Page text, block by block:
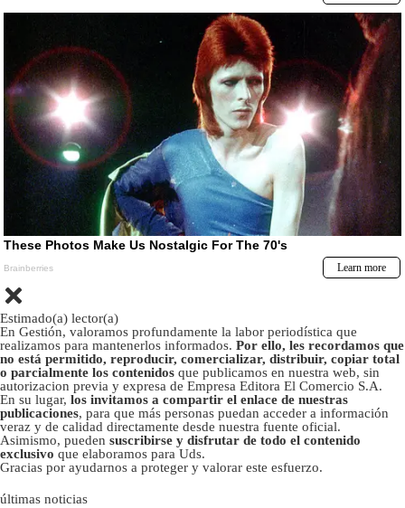
Estimado(a) lector(a)
En Gestión, valoramos profundamente la labor periodística que
realizamos para mantenerlos informados. Por ello, les recordamos que
no está permitido, reproducir, comercializar, distribuir, copiar total
o parcialmente los contenidos que publicamos en nuestra web, sin
autorizacion previa y expresa de Empresa Editora El Comercio S.A.
En su lugar, los invitamos a compartir el enlace de nuestras
publicaciones, para que más personas puedan acceder a información
veraz y de calidad directamente desde nuestra fuente oficial.
Asimismo, pueden suscribirse y disfrutar de todo el contenido
exclusivo que elaboramos para Uds.
Gracias por ayudarnos a proteger y valorar este esfuerzo.
últimas noticias